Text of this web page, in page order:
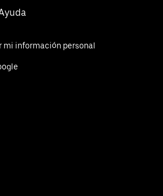
mi información personal